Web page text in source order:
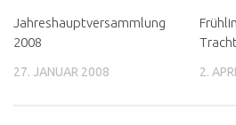
Jahreshauptversammlung
2008
27. JANUAR 2008 2.